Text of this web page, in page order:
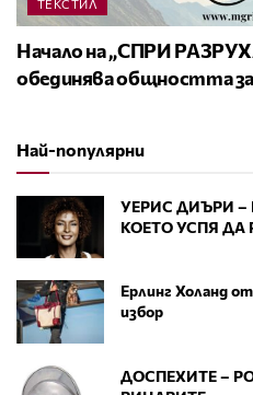
ТЕКСТИЛ
Начало на „СПРИ
обединява общността
Най-популярни
УЕРИС ДИЪРИ –
КОЕТО УСПЯ ДА
Ерлинг Холанд
избор
ДОСПЕХИТЕ –